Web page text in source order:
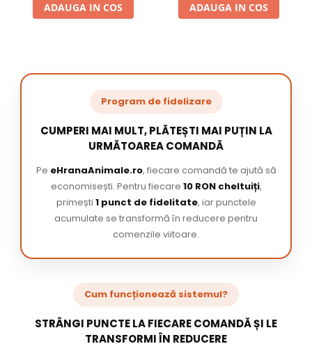
ADAUGA IN COS ADAUGA IN COS
Program de fidelizare
CUMPERI MAI MULT, PLĂTEȘTI MAI PUȚIN LA
URMĂTOAREA COMANDĂ
Pe eHranaAnimale.ro, fiecare comandă te ajută să
economisești. Pentru fiecare 10 RON cheltuiți,
primești 1 punct de fidelitate, iar punctele
acumulate se transformă în reducere pentru
comenzile viitoare.
Cum funcționează sistemul?
STRÂNGI PUNCTE LA FIECARE COMANDĂ ȘI LE
TRANSFORMI ÎN REDUCERE